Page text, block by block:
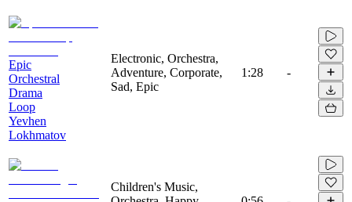
Epic
Orchestral
Drama
Loop
Yevhen
Lokhmatov
Electronic, Orchestra,
Adventure, Corporate,
Sad, Epic
1:28 -
Children's Music,